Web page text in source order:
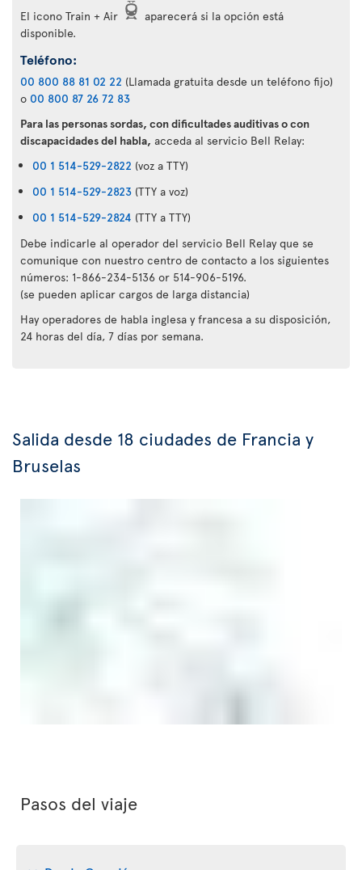
El icono Train + Air
aparecerá si la opción está
disponible.
Teléfono:
00 800 88 81 02 22 (Llamada gratuita desde un teléfono fijo)
o 00 800 87 26 72 83
Para las personas sordas, con dificultades auditivas o con
discapacidades del habla, acceda al servicio Bell Relay:
00 1 514-529-2822 (voz a TTY)
00 1 514-529-2823 (TTY a voz)
00 1 514-529-2824 (TTY a TTY)
Debe indicarle al operador del servicio Bell Relay que se
comunique con nuestro centro de contacto a los siguientes
números: 1-866-234-5136 or 514-906-5196.
(se pueden aplicar cargos de larga distancia)
Hay operadores de habla inglesa y francesa a su disposición,
24 horas del día, 7 días por semana.
Salida desde 18 ciudades de Francia y
Bruselas
Pasos del viaje